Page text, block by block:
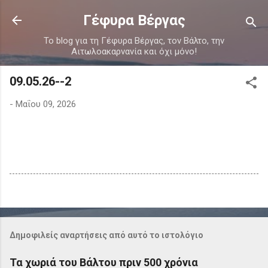
Μετάβαση στο κύριο περιεχόμενο
Γέφυρα Βέργας
Το blog για τη Γέφυρα Βέργας, τον Βάλτο, την
Αιτωλοακαρνανία και όχι μόνο!
09.05.26--2
- Μαΐου 09, 2026
Δημοφιλείς αναρτήσεις από αυτό το ιστολόγιο
Τα χωριά του Βάλτου πριν 500 χρόνια